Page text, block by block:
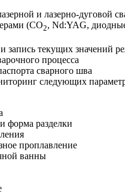
и лазерно-дуговой
(СО2, Nd:YAG,
запись текущих значений
процесса
сварного шва
следующих
форма разделки
проплавление
ванны